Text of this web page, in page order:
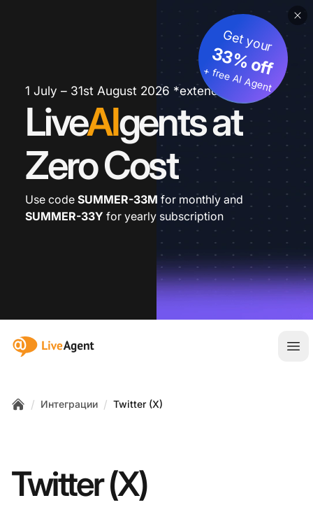
1 July – 31st August 2026 *extended
LiveAIgents at
Zero Cost
Get your
33% off
+ free AI Agent
Use code SUMMER-33M for monthly and
SUMMER-33Y for yearly subscription
:site.title
/ Интеграции / Twitter (X)
Twitter (X)